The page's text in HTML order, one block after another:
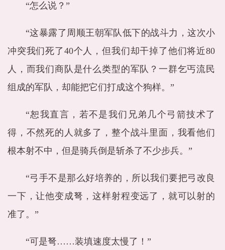
“怎么说？”
“这暴露了周顺王朝军队低下的战斗力，这次小
冲突我们死了40个人，但我们却干掉了他们将近80
人，而我们商队是什么类型的军队？一群乞丐流民
组成的军队，却能把它们打成这个狗样。”
“恕我直言，若不是我们兄弟几个弓箭技术了
得，不然死的人就多了，整个战斗里面，我看他们
根本射不中，但是骑兵倒是斩杀了不少步兵。”
“弓手不是那么好培养的，所以我们要把弓改良
一下，让他变成弩，这样射程变远了，就可以射的
准了。”
“可是弩……装填速度太慢了！”